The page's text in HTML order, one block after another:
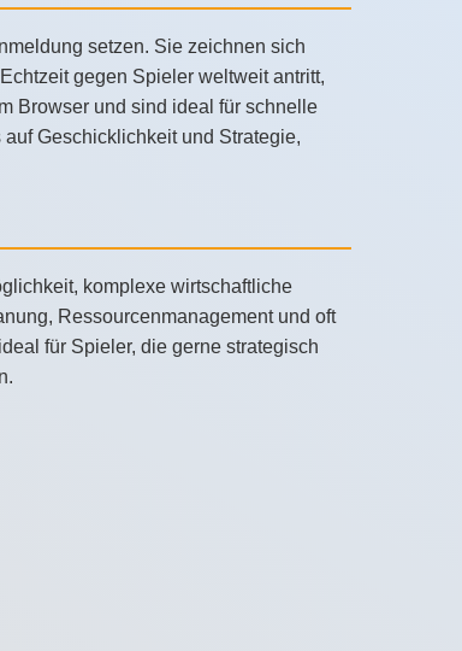
setzen. Sie zeichnen sich
gegen Spieler weltweit antritt,
Browser und sind ideal für schnelle
Geschicklichkeit und Strategie,
komplexe wirtschaftliche
Ressourcenmanagement und oft
für Spieler, die gerne strategisch